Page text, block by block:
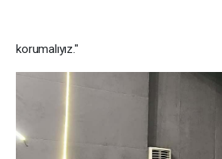
korumalıyız."